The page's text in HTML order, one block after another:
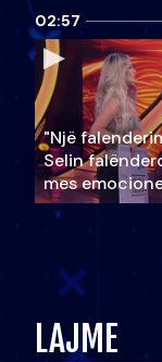
02:57
"Një
Selin
mes
LAJME